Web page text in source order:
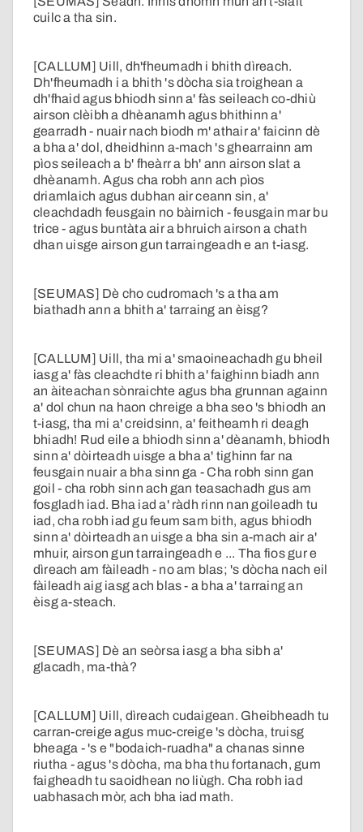
cuilc a tha sin.
[CALLUM] Uill, dh'fheumadh i bhith dìreach.
Dh'fheumadh i a bhith 's dòcha sia troighean a
dh'fhaid agus bhiodh sinn a' fàs seileach co-dhiù
airson clèibh a dhèanamh agus bhithinn a'
gearradh - nuair nach biodh m' athair a' faicinn dè
a bha a' dol, dheidhinn a-mach 's ghearrainn am
pìos seileach a b' fheàrr a bh' ann airson slat a
dhèanamh. Agus cha robh ann ach pìos
driamlaich agus dubhan air ceann sin, a'
cleachdadh feusgain no bàirnich - feusgain mar bu
trice - agus buntàta air a bhruich airson a chath
dhan uisge airson gun tarraingeadh e an t-iasg.
[SEUMAS] Dè cho cudromach 's a tha am
biathadh ann a bhith a' tarraing an èisg?
[CALLUM] Uill, tha mi a' smaoineachadh gu bheil
iasg a' fàs cleachdte ri bhith a' faighinn biadh ann
an àiteachan sònraichte agus bha grunnan againn
a' dol chun na haon chreige a bha seo 's bhiodh an
t-iasg, tha mi a' creidsinn, a' feitheamh ri deagh
bhiadh! Rud eile a bhiodh sinn a' dèanamh, bhiodh
sinn a' dòirteadh uisge a bha a' tighinn far na
feusgain nuair a bha sinn ga - Cha robh sinn gan
goil - cha robh sinn ach gan teasachadh gus am
fosgladh iad. Bha iad a' ràdh rinn nan goileadh tu
iad, cha robh iad gu feum sam bith, agus bhiodh
sinn a' dòirteadh an uisge a bha sin a-mach air a'
mhuir, airson gun tarraingeadh e ... Tha fios gur e
dìreach am fàileadh - no am blas; 's dòcha nach eil
fàileadh aig iasg ach blas - a bha a' tarraing an
èisg a-steach.
[SEUMAS] Dè an seòrsa iasg a bha sibh a'
glacadh, ma-thà?
[CALLUM] Uill, dìreach cudaigean. Gheibheadh tu
carran-creige agus muc-creige 's dòcha, truisg
bheaga - 's e "bodaich-ruadha" a chanas sinne
riutha - agus 's dòcha, ma bha thu fortanach, gum
faigheadh tu saoidhean no liùgh. Cha robh iad
uabhasach mòr, ach bha iad math.